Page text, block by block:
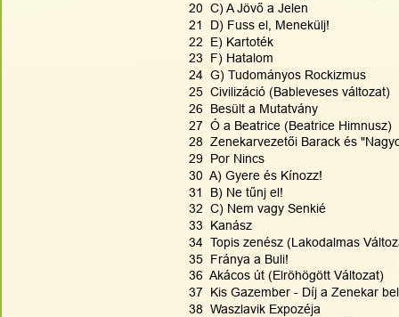
20  C) A Jövő a Jelen
21  D) Fuss el, Menekülj!
22  E) Kartoték
23  F) Hatalom
24  G) Tudományos Rockizmus
25  Civilizáció (Bableveses változat)
26  Besült a Mutatvány
27  Ó a Beatrice (Beatrice Himnusz)
28  Zenekarvezetői Barack és
29  Por Nincs
30  A) Gyere és Kínozz!
31  B) Ne tűnj el!
32  C) Nem vagy Senkié
33  Kanász
34  Topis zenész (Lakodalmas
35  Fránya a Buli!
36  Akácos út (Elröhögött Változat)
37  Kis Gazember - Díj a Zenekar
38  Waszlavik Expozéja